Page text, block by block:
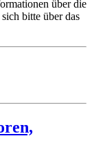
über die
bitte über das